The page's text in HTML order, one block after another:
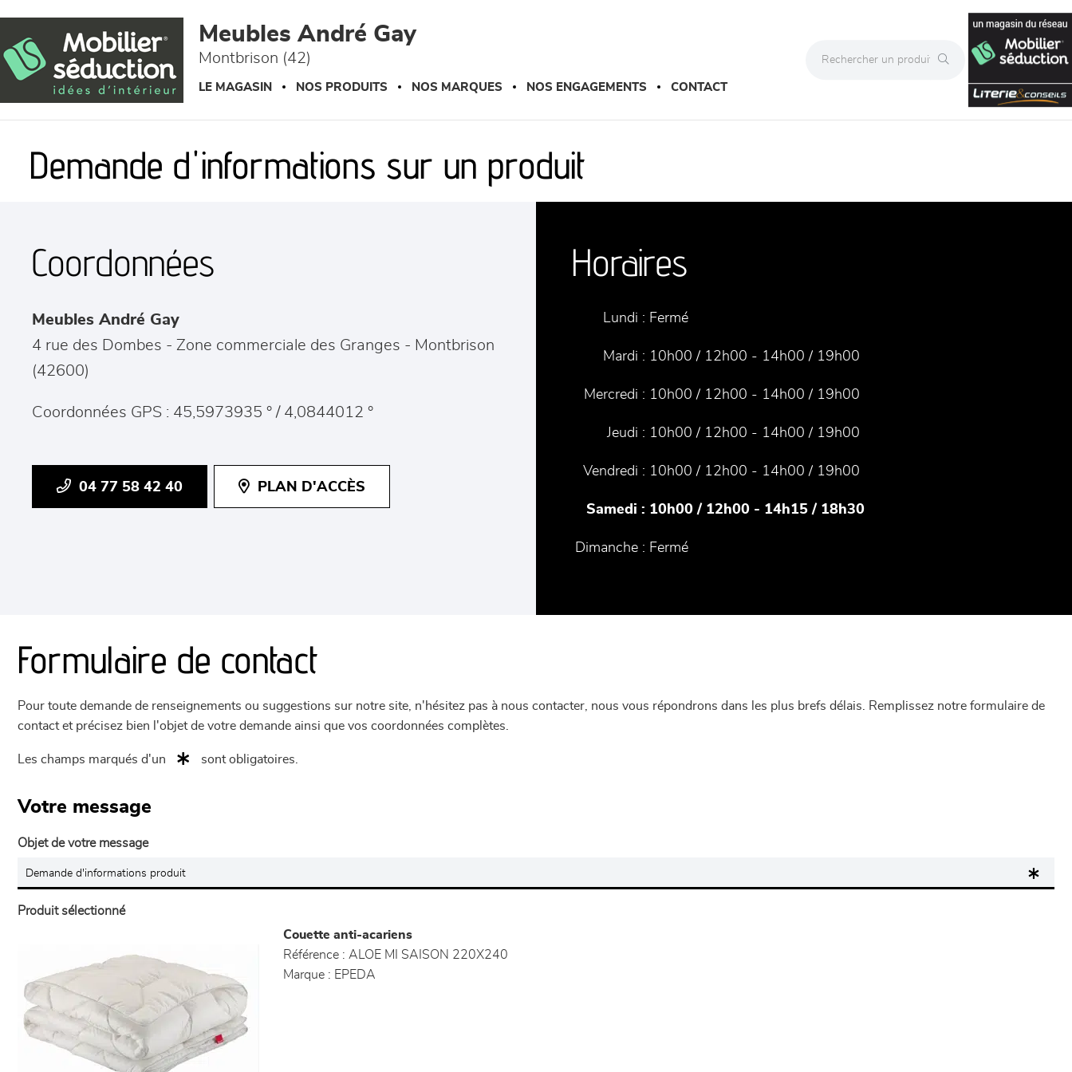
Meubles André Gay
Montbrison (42)
LE MAGASIN NOS PRODUITS NOS MARQUES NOS ENGAGEMENTS CONTACT
Demande d'informations sur un produit
Coordonnées
Meubles André Gay
4 rue des Dombes - Zone commerciale des Granges - Montbrison
(42600)
Coordonnées GPS : 45,5973935 ° / 4,0844012 °
04 77 58 42 40 PLAN D'ACCÈS
Horaires
Lundi : Fermé
Mardi : 10h00 / 12h00 - 14h00 / 19h00
Mercredi : 10h00 / 12h00 - 14h00 / 19h00
Jeudi : 10h00 / 12h00 - 14h00 / 19h00
Vendredi : 10h00 / 12h00 - 14h00 / 19h00
Samedi : 10h00 / 12h00 - 14h15 / 18h30
Dimanche : Fermé
Formulaire de contact
Pour toute demande de renseignements ou suggestions sur notre site, n'hésitez pas à nous contacter, nous vous répondrons dans les plus brefs délais. Remplissez notre formulaire de
contact et précisez bien l'objet de votre demande ainsi que vos coordonnées complètes.
Les champs marqués d'un sont obligatoires.
Votre message
Objet de votre message
Produit sélectionné
Couette anti-acariens
Référence : ALOE MI SAISON 220X240
Marque : EPEDA